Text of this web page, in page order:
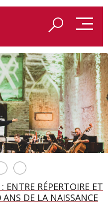
À SALZBOURG, UNE
PAR ROMEO
ENTRE RÉPERTOIRE ET
DE LA NAISSANCE
DU RING
L’IA
PARENTS AVAIENT
CISELÉ »